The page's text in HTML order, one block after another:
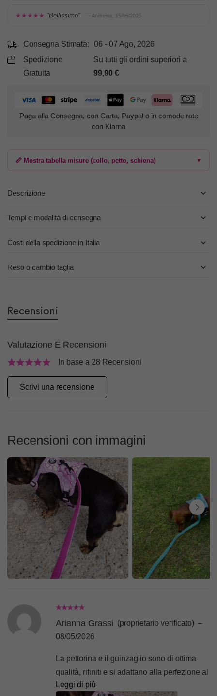
★★★★★ "Bellissimo" — Andreina, 15/05/2026
Consegna Stimata:
06 - 07 Ago, 2026
Spedizione
Gratuita
Su tutti gli ordini superiori a
99,90€
Paga alla Consegna, con Carta, Paypal o in comode rate
con Klarna
📏 Mostra tabella misure (collo, petto, schiena) ▼
Descrizione
Tempi e modalità di consegna
Costi della spedizione in Italia
Reso o cambio taglia
Recensioni
Valutazione E Recensioni
In base a 28 Recensioni
Scrivi una recensione
Recensioni con immagini
Arianna Grassi (proprietario verificato) –
08/05/2026
La pettorina e il guinzaglio sono di ottima
qualità, rifiniti e si adattano alla perfezione al
corpo della mia cagnolina grazie alle
Leggi di più